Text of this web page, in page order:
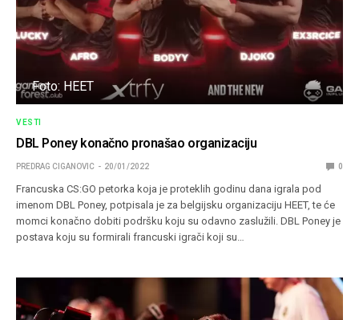
Foto: HEET
VESTI
DBL Poney konačno pronašao organizaciju
PREDRAG CIGANOVIC 20/01/2022 0
Francuska CS:GO petorka koja je proteklih godinu dana igrala pod
imenom DBL Poney, potpisala je za belgijsku organizaciju HEET, te će
momci konačno dobiti podršku koju su odavno zaslužili. DBL Poney je
postava koju su formirali francuski igrači koji su…